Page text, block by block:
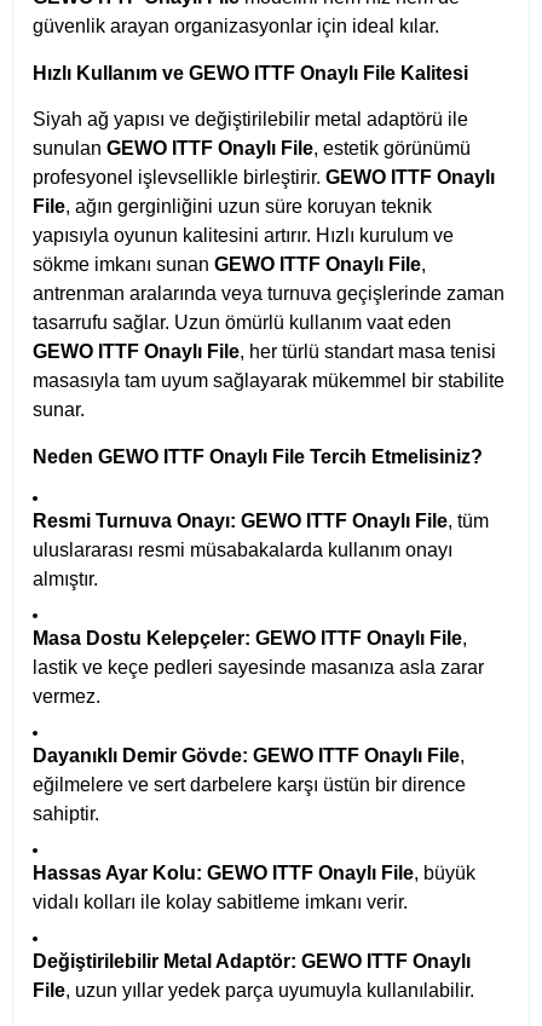
güvenlik arayan organizasyonlar için ideal kılar.
Hızlı Kullanım ve GEWO ITTF Onaylı File Kalitesi
Siyah ağ yapısı ve değiştirilebilir metal adaptörü ile
sunulan GEWO ITTF Onaylı File, estetik görünümü
profesyonel işlevsellikle birleştirir. GEWO ITTF Onaylı
File, ağın gerginliğini uzun süre koruyan teknik
yapısıyla oyunun kalitesini artırır. Hızlı kurulum ve
sökme imkanı sunan GEWO ITTF Onaylı File,
antrenman aralarında veya turnuva geçişlerinde zaman
tasarrufu sağlar. Uzun ömürlü kullanım vaat eden
GEWO ITTF Onaylı File, her türlü standart masa tenisi
masasıyla tam uyum sağlayarak mükemmel bir stabilite
sunar.
Neden GEWO ITTF Onaylı File Tercih Etmelisiniz?
Resmi Turnuva Onayı: GEWO ITTF Onaylı File, tüm
uluslararası resmi müsabakalarda kullanım onayı
almıştır.
Masa Dostu Kelepçeler: GEWO ITTF Onaylı File,
lastik ve keçe pedleri sayesinde masanıza asla zarar
vermez.
Dayanıklı Demir Gövde: GEWO ITTF Onaylı File,
eğilmelere ve sert darbelere karşı üstün bir dirence
sahiptir.
Hassas Ayar Kolu: GEWO ITTF Onaylı File, büyük
vidalı kolları ile kolay sabitleme imkanı verir.
Değiştirilebilir Metal Adaptör: GEWO ITTF Onaylı
File, uzun yıllar yedek parça uyumuyla kullanılabilir.